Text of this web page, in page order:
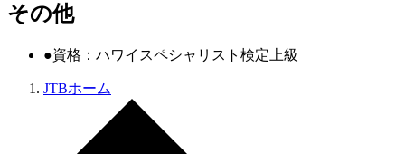
その他
●資格：ハワイスペシャリスト検定上級
JTBホーム